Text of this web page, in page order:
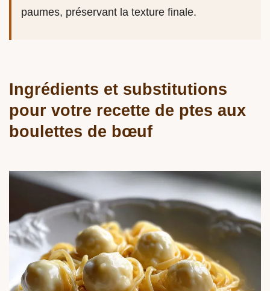
paumes, préservant la texture finale.
Ingrédients et substitutions
pour votre recette de ptes aux
boulettes de bœuf